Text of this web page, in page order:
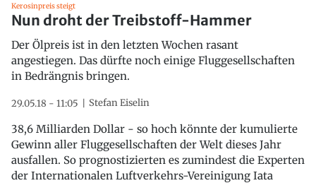
Kerosinpreis steigt
Nun droht der Treibstoff-Hammer
Der Ölpreis ist in den letzten Wochen rasant
angestiegen. Das dürfte noch einige Fluggesellschaften
in Bedrängnis bringen.
29.05.18 - 11:05 Stefan Eiselin
38,6 Milliarden Dollar - so hoch könnte der kumulierte
Gewinn aller Fluggesellschaften der Welt dieses Jahr
ausfallen. So prognostizierten es zumindest die Experten
der Internationalen Luftverkehrs-Vereinigung Iata